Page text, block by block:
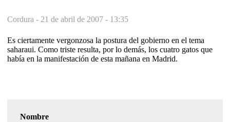
Cordura - 21 de abril de 2007 - 13:35
Es ciertamente vergonzosa la postura del gobierno en el tema
saharaui. Como triste resulta, por lo demás, los cuatro gatos que
había en la manifestación de esta mañana en Madrid.
Nombre